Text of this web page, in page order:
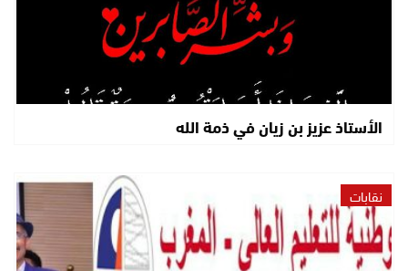
الأستاذ عزيز بن زيان في ذمة الله
نقابات